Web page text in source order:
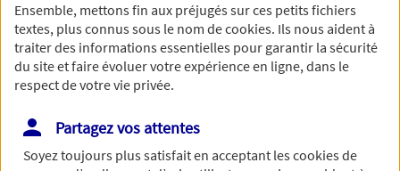
Ensemble, mettons fin aux préjugés sur ces petits fichiers
textes, plus connus sous le nom decookies. Ils nous aident à
traiter des informations essentielles pour garantir la sécurité
du site et faire évoluer votre expérience en ligne, dans le
respect de votre vie privée.
Partagez vos attentes
Soyez toujours plus satisfait en acceptant lescookiesde